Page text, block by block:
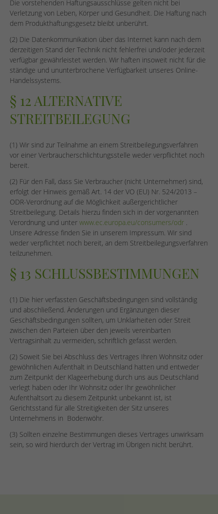
Die vorstehenden Haftungsausschlüsse gelten nicht bei
Verletzung von Leben, Körper und Gesundheit. Die Haftung nach
dem Produkthaftungsgesetz bleibt unberührt.
(2) Die Datenkommunikation über das Internet kann nach dem
derzeitigen Stand der Technik nicht fehlerfrei und/oder jederzeit
verfügbar gewährleistet werden. Wir haften insoweit nicht für die
ständige und ununterbrochene Verfügbarkeit unseres Online-
Handelssystems.
§ 12 ALTERNATIVE
STREITBEILEGUNG
(1) Wir sind zur Teilnahme an einem Streitbeilegungsverfahren
vor einer Verbraucherschlichtungsstelle weder verpflichtet noch
bereit.
(2) Für den Fall, dass Sie Verbraucher (nicht Unternehmer) sind,
erfolgt der Hinweis gemäß Art. 14 der VO (EU) Nr. 524/2013 –
ODR-Verordnung auf die Möglichkeit außergerichtlicher
Streitbeilegung. Details hierzu finden sich in der vorgenannten
Verordnung und unter www.ec.europa.eu/consumers/odr
Unsere Adresse finden Sie in unserem Impressum. Wir sind
weder verpflichtet noch bereit, an dem Streitbeilegungsverfahren
teilzunehmen.
§ 13 SCHLUSSBESTIMMUNGEN
(1) Die hier verfassten Geschäftsbedingungen sind vollständig
und abschließend. Änderungen und Ergänzungen dieser
Geschäftsbedingungen sollten, um Unklarheiten oder Streit
zwischen den Parteien über den jeweils vereinbarten
Vertragsinhalt zu vermeiden, schriftlich gefasst werden.
(2) Soweit Sie bei Abschluss des Vertrages Ihren Wohnsitz oder
gewöhnlichen Aufenthalt in Deutschland hatten und entweder
zum Zeitpunkt der Klageerhebung durch uns aus Deutschland
verlegt haben oder Ihr Wohnsitz oder Ihr gewöhnlicher
Aufenthaltsort zu diesem Zeitpunkt unbekannt ist, ist
Gerichtsstand für alle Streitigkeiten der Sitz unseres
Unternehmens in Bodenwöhr.
(3) Sollten einzelne Bestimmungen dieses Vertrages unwirksam
sein, so wird hierdurch der Vertrag im Übrigen nicht berührt.